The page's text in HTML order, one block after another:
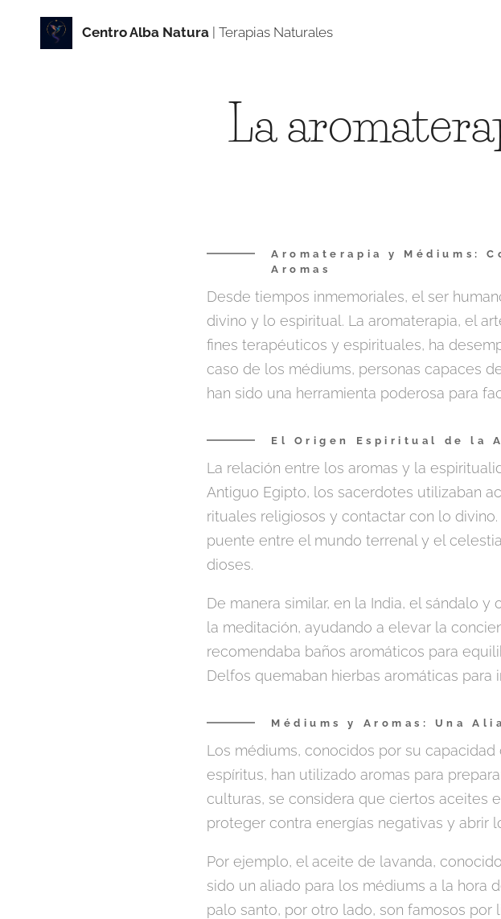
Centro Alba Natura | Terapias Naturales
La
Aromaterapia y Médiums:
Aromas
Desde tiempos inmemoriales, el ser
divino y lo espiritual. La aromaterapia, el
fines terapéuticos y espirituales, ha
caso de los médiums, personas capaces
han sido una herramienta poderosa para
El Origen Espiritual de la
La relación entre los aromas y la
Antiguo Egipto, los sacerdotes utilizaban
rituales religiosos y contactar con lo
puente entre el mundo terrenal y el
dioses.
De manera similar, en la India, el sándalo
la meditación, ayudando a elevar la
recomendaba baños aromáticos para
Delfos quemaban hierbas aromáticas para
Médiums y Aromas: Una
Los médiums, conocidos por su
espíritus, han utilizado aromas para
culturas, se considera que ciertos aceites
proteger contra energías negativas y abrir
Por ejemplo, el aceite de lavanda,
sido un aliado para los médiums a la hora
palo santo, por otro lado, son famosos